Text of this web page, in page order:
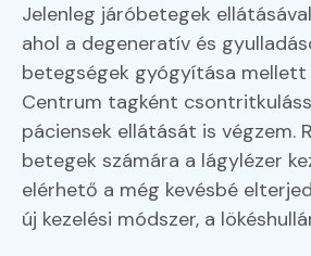
Jelenleg járóbetegek
ahol a degeneratív és
betegségek gyógyítása
Centrum tagként
páciensek ellátását is végzem.
betegek számára a lágylézer
elérhető a még kevésbé
új kezelési módszer, a